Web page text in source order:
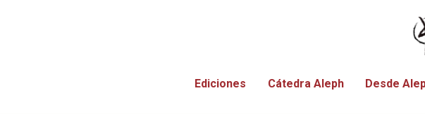
Ediciones Cátedra Aleph Desde